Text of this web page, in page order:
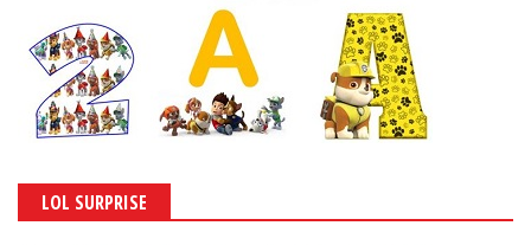
LOL SURPRISE